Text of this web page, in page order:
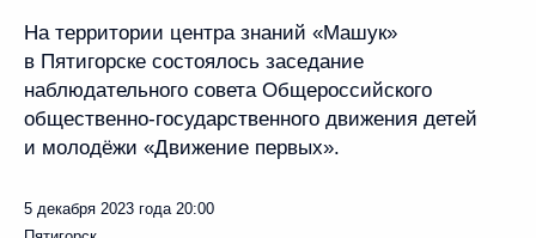
На территории центра знаний «Машук»
в Пятигорске состоялось заседание
наблюдательного совета Общероссийского
общественно-государственного движения детей
и молодёжи «Движение первых».
5 декабря 2023 года 20:00